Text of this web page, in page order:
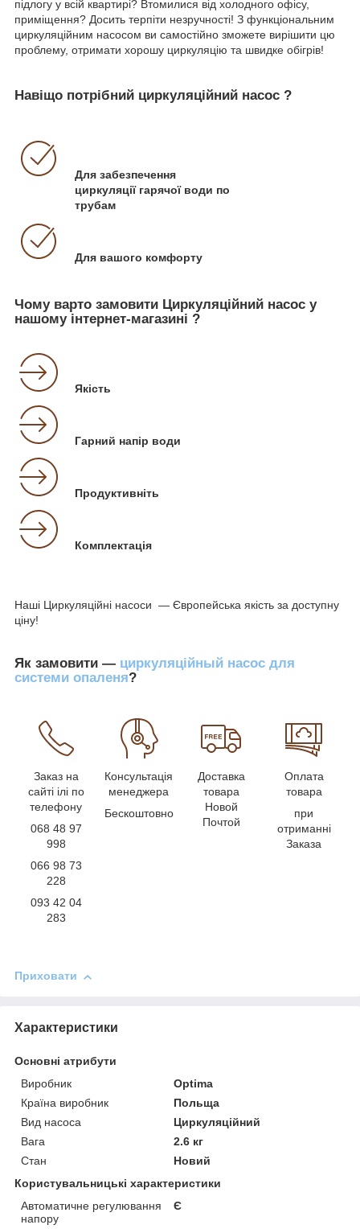
підлогу у всій квартирі? Втомилися від холодного офісу,
приміщення? Досить терпіти незручності! З функціональним
циркуляційним насосом ви самостійно зможете вирішити цю
проблему, отримати хорошу циркуляцію та швидке обігрів!
Навіщо потрібний циркуляційний насос ?
Для забезпечення
циркуляції гарячої води по
трубам
Для вашого комфорту
Чому варто замовити Циркуляційний насос у
нашому інтернет-магазині ?
Якість
Гарний напір води
Продуктивніть
Комплектація
Наші Циркуляційні насоси — Європейська якість за доступну
ціну!
Як замовити — циркуляційный насос для
системи опаленя?
Заказ на
сайті ілі по
телефону
068 48 97
998
066 98 73
228
093 42 04
283
Консультація
менеджера
Бескоштовно
Доставка
товара
Новой
Почтой
Оплата
товара
при
отриманні
Заказа
Приховати
Характеристики
Основні атрибути
Виробник
Optima
Країна виробник
Польща
Вид насоса
Циркуляційний
Вага
2.6 кг
Стан
Новий
Користувальницькі характеристики
Автоматичне регулювання
напору
Є